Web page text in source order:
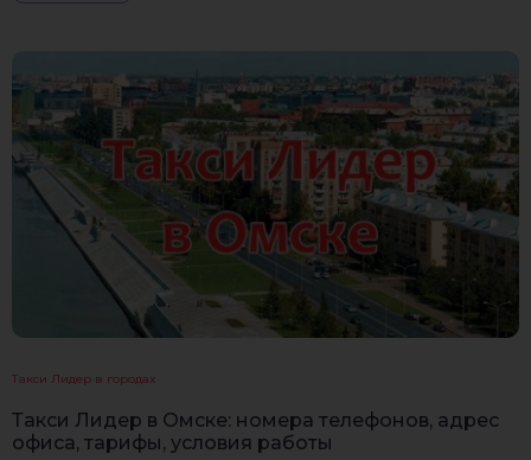
Такси Лидер в городах
Такси Лидер в Омске: номера телефонов, адрес
офиса, тарифы, условия работы